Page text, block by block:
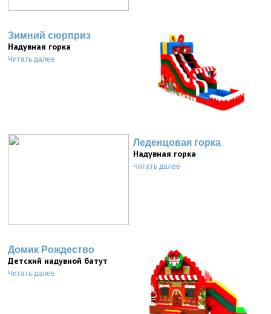
Зимний сюрприз
Надувная горка
Читать далее
Леденцовая горка
Надувная горка
Читать далее
Домик Рождество
Детский надувной батут
Читать далее